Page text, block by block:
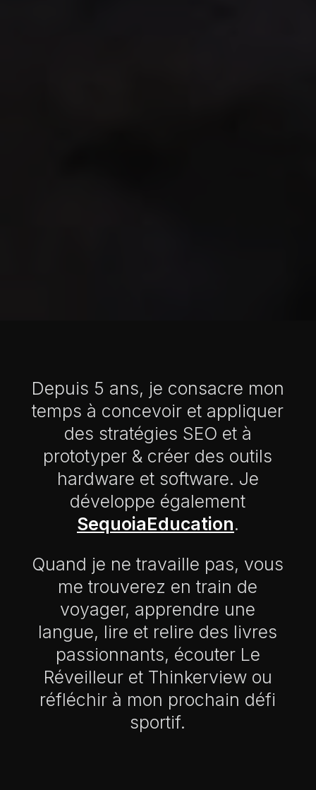
Depuis 5 ans, je consacre mon
temps à concevoir et appliquer
des stratégies SEO et à
prototyper & créer des outils
hardware et software. Je
développe également
SequoiaEducation.
Quand je ne travaille pas, vous
me trouverez en train de
voyager, apprendre une
langue, lire et relire des livres
passionnants, écouter Le
Réveilleur et Thinkerview ou
réfléchir à mon prochain défi
sportif.